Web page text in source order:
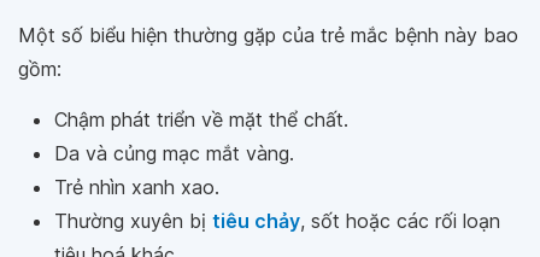
Một số biểu hiện thường gặp của trẻ mắc bệnh này bao
gồm:
Chậm phát triển về mặt thể chất.
Da và củng mạc mắt vàng.
Trẻ nhìn xanh xao.
Thường xuyên bị tiêu chảy, sốt hoặc các rối loạn